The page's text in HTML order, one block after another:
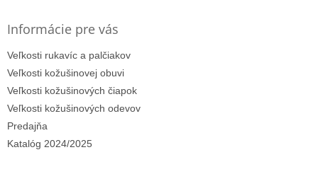
Informácie pre vás
Veľkosti rukavíc a palčiakov
Veľkosti kožušinovej obuvi
Veľkosti kožušinových čiapok
Veľkosti kožušinových odevov
Predajňa
Katalóg 2024/2025